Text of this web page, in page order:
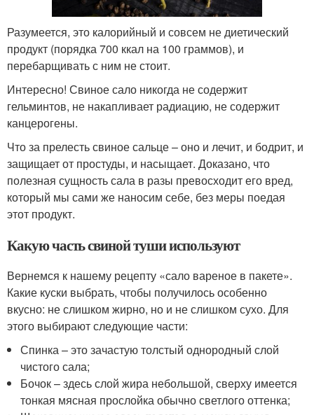
Разумеется, это калорийный и совсем не диетический
продукт (порядка 700 ккал на 100 граммов), и
перебарщивать с ним не стоит.
Интересно! Свиное сало никогда не содержит
гельминтов, не накапливает радиацию, не содержит
канцерогены.
Что за прелесть свиное сальце – оно и лечит, и бодрит, и
защищает от простуды, и насыщает. Доказано, что
полезная сущность сала в разы превосходит его вред,
который мы сами же наносим себе, без меры поедая
этот продукт.
Какую часть свиной туши используют
Вернемся к нашему рецепту «сало вареное в пакете».
Какие куски выбрать, чтобы получилось особенно
вкусно: не слишком жирно, но и не слишком сухо. Для
этого выбирают следующие части:
Спинка – это зачастую толстый однородный слой
чистого сала;
Бочок – здесь слой жира небольшой, сверху имеется
тонкая мясная прослойка обычно светлого оттенка;